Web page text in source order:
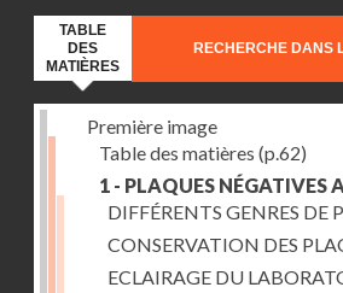
TABLE
DES
MATIÈRES
RECHERCHE DANS
Première image
Table des matières (p.62)
1 - PLAQUES NÉGATIVES
DIFFÉRENTS GENRES DE
CONSERVATION DES
ECLAIRAGE DU